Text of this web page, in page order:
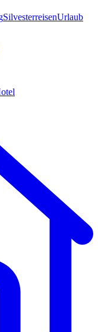
SilvesterreisenUrlaub